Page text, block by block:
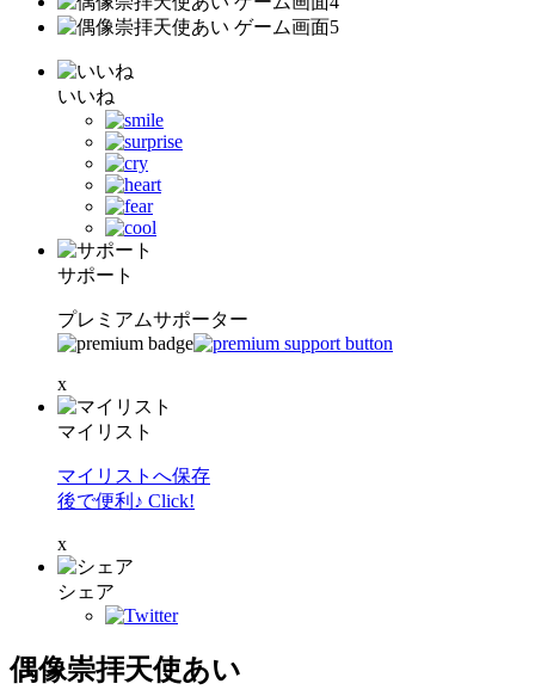
いいね
サポート
プレミアムサポーター
x
マイリスト
マイリストへ保存
後で便利♪ Click!
x
シェア
偶像崇拝天使あい